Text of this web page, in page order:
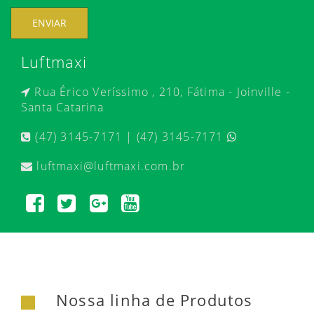
ENVIAR
Luftmaxi
Rua Érico Veríssimo , 210, Fátima - Joinville -
Santa Catarina
(47) 3145-7171 | (47) 3145-7171
luftmaxi@luftmaxi.com.br
Nossa linha de Produtos